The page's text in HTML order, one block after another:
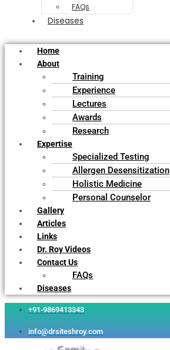
FAQs
Diseases
Home
About
Training
Experience
Lectures
Awards
Research
Expertise
Specialized Testing
Allergen Desensitization
Holistic Medicine
Personal Counselor
Gallery
Articles
Links
Dr. Roy Videos
Contact Us
FAQs
Diseases
+91-9869413343
info@drsiteshroy.com